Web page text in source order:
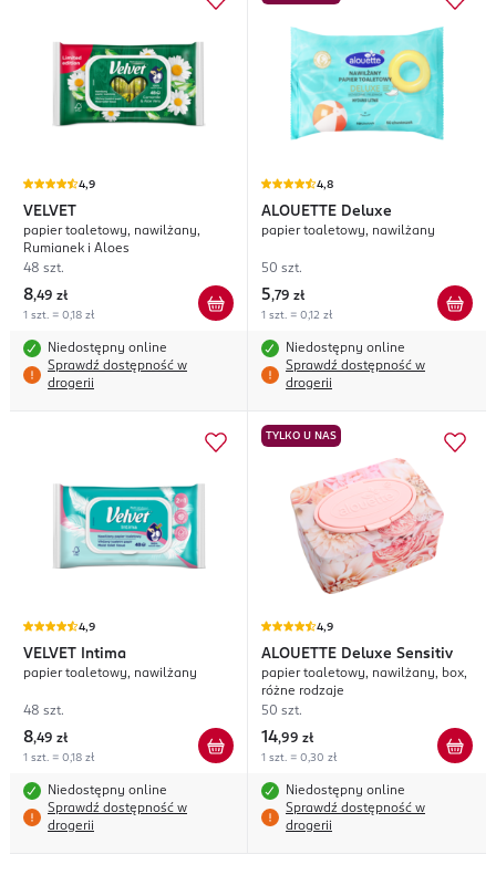
4,9
VELVET
papier toaletowy, nawilżany,
Rumianek i Aloes
48 szt.
8,49 zł
1 szt. = 0,18 zł
Niedostępny online
Sprawdź dostępność w
drogerii
4,8
ALOUETTE Deluxe
papier toaletowy, nawilżany
50 szt.
5,79 zł
1 szt. = 0,12 zł
Niedostępny online
Sprawdź dostępność w
drogerii
4,9
VELVET Intima
papier toaletowy, nawilżany
48 szt.
8,49 zł
1 szt. = 0,18 zł
Niedostępny online
Sprawdź dostępność w
drogerii
TYLKO U NAS
4,9
ALOUETTE Deluxe Sensitiv
papier toaletowy, nawilżany, box,
różne rodzaje
50 szt.
14,99 zł
1 szt. = 0,30 zł
Niedostępny online
Sprawdź dostępność w
drogerii